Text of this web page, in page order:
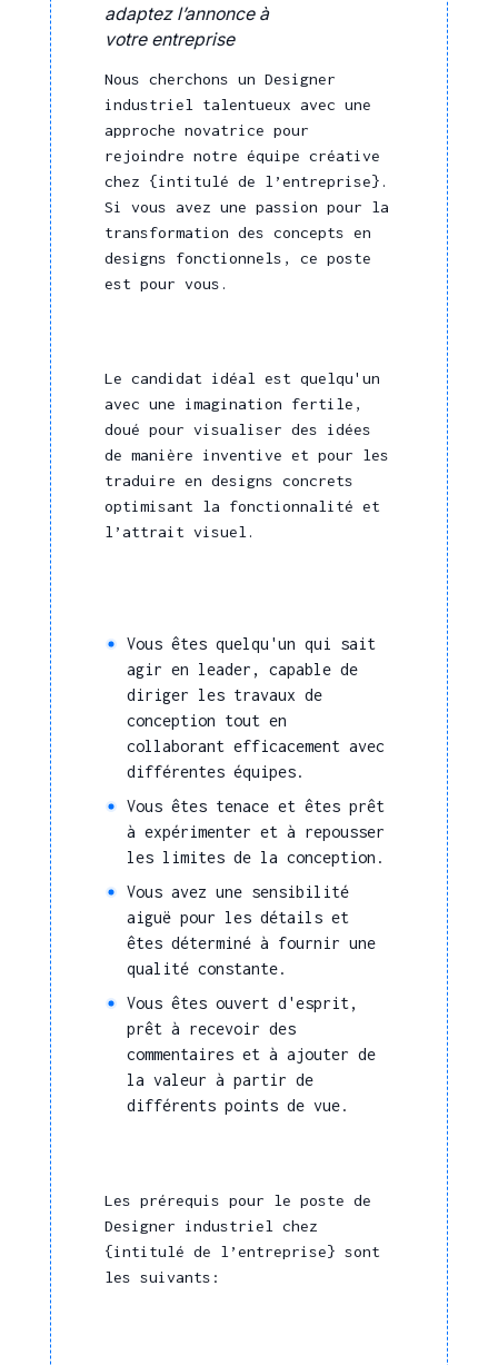
adaptez l’annonce à
votre entreprise
Nous cherchons un Designer
industriel talentueux avec une
approche novatrice pour
rejoindre notre équipe créative
chez {intitulé de l’entreprise}.
Si vous avez une passion pour la
transformation des concepts en
designs fonctionnels, ce poste
est pour vous.
Le candidat idéal est quelqu'un
avec une imagination fertile,
doué pour visualiser des idées
de manière inventive et pour les
traduire en designs concrets
optimisant la fonctionnalité et
l’attrait visuel.
Vous êtes quelqu'un qui sait
agir en leader, capable de
diriger les travaux de
conception tout en
collaborant efficacement avec
différentes équipes.
Vous êtes tenace et êtes prêt
à expérimenter et à repousser
les limites de la conception.
Vous avez une sensibilité
aiguë pour les détails et
êtes déterminé à fournir une
qualité constante.
Vous êtes ouvert d'esprit,
prêt à recevoir des
commentaires et à ajouter de
la valeur à partir de
différents points de vue.
Les prérequis pour le poste de
Designer industriel chez
{intitulé de l’entreprise} sont
les suivants: